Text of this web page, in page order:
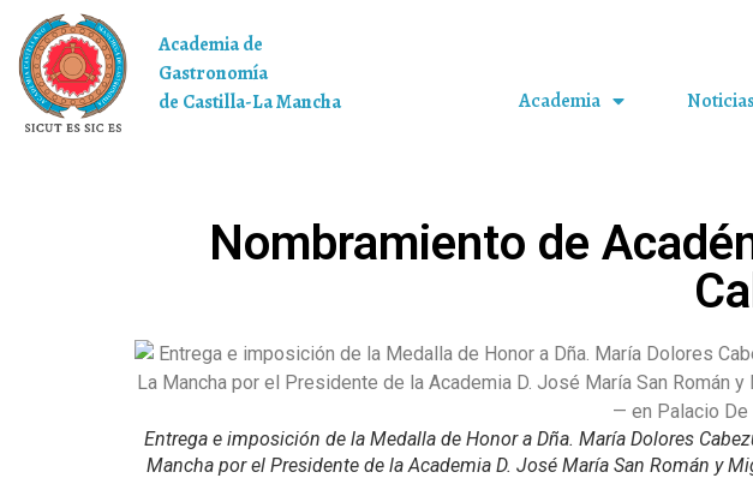
Academia de
Gastronomía
de Castilla-La Mancha
Academia Noticias
Nombramiento de
Entrega e imposición de la Medalla de Honor a Dña. María Dolores
Mancha por el Presidente de la Academia D. José María San Román y